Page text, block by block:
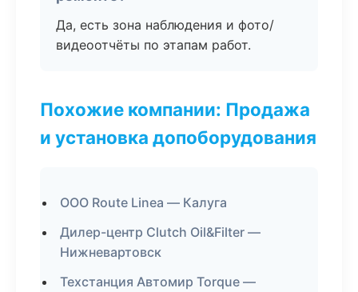
Да, есть зона наблюдения и фото/
видеоотчёты по этапам работ.
Похожие компании: Продажа
и установка допоборудования
ООО Route Linea — Калуга
Дилер-центр Clutch Oil&Filter —
Нижневартовск
Техстанция Автомир Torque —